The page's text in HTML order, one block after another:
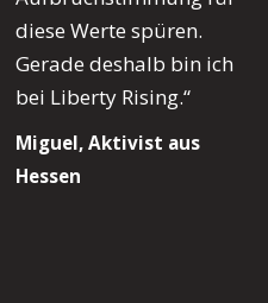
diese Werte spüren.
Gerade deshalb bin ich
bei Liberty Rising.“
Miguel, Aktivist aus
Hessen